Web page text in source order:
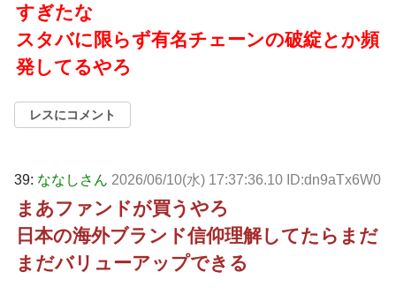
すぎたな
スタバに限らず有名チェーンの破綻とか頻
発してるやろ
レスにコメント
39: ななしさん 2026/06/10(水) 17:37:36.10 ID:dn9aTx6W0
まあファンドが買うやろ
日本の海外ブランド信仰理解してたらまだ
まだバリューアップできる